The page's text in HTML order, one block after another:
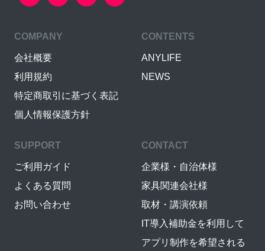
COMPANY
会社概要
利用規約
特定商取引に基づく表記
個人情報保護方針
CONTENTS
ANYLIFE
NEWS
SUPPORT
ご利用ガイド
よくある質問
お問い合わせ
CONTACT
企業様・自治体様
家具関連会社様
取材・講演依頼
IT導入補助金を利用して
アプリ制作を希望される